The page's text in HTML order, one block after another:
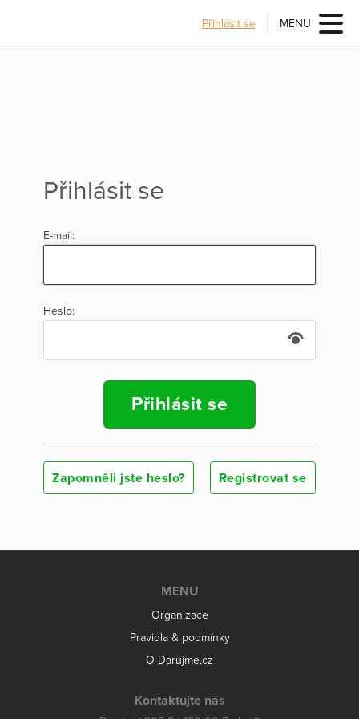
Přihlásit se MENU
Přihlásit se
E-mail:
Heslo:
Přihlásit se
Zapomněli jste heslo? Registrovat se
MENU
Organizace
Pravidla & podmínky
O Darujme.cz
Kontaktujte nás